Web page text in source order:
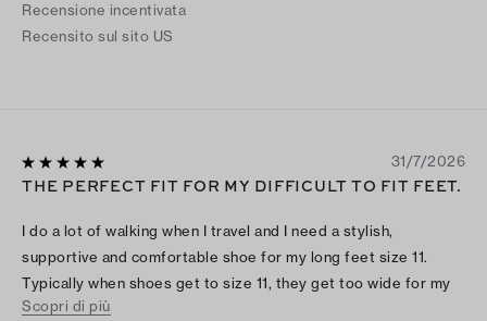
Recensione incentivata
Recensito sul sito US
31/7/2026
THE PERFECT FIT FOR MY DIFFICULT TO FIT FEET.
I do a lot of walking when I travel and I need a stylish,
supportive and comfortable shoe for my long feet size 11.
Typically when shoes get to size 11, they get too wide for my
feet, but these fit perfectly. I also have a problem with the toe
Scopri di più